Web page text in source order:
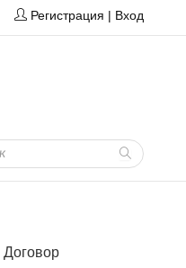
Регистрация | Вход
Договор